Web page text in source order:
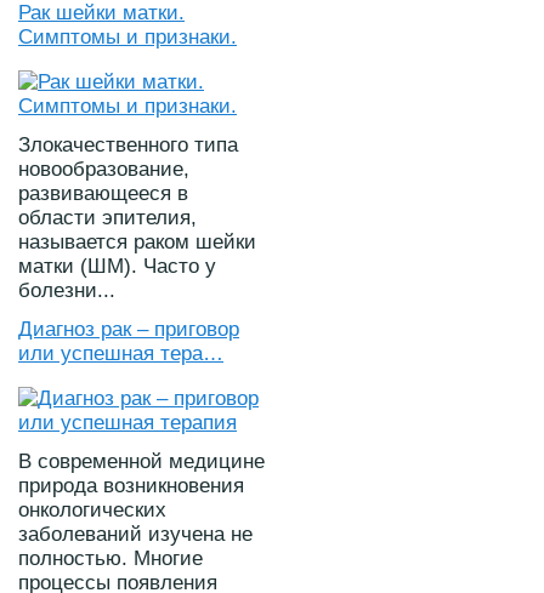
Рак шейки матки.
Симптомы и признаки.
Злокачественного типа
новообразование,
развивающееся в
области эпителия,
называется раком шейки
матки (ШМ). Часто у
болезни...
Диагноз рак – приговор
или успешная тера…
В современной медицине
природа возникновения
онкологических
заболеваний изучена не
полностью. Многие
процессы появления